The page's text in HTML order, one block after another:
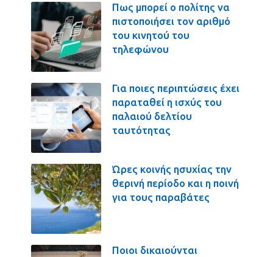
Πως μπορεί ο πολίτης να
πιστοποιήσει τον αριθμό
του κινητού του
τηλεφώνου
Για ποιες περιπτώσεις έχει
παραταθεί η ισχύς του
παλαιού δελτίου
ταυτότητας
Ώρες κοινής ησυχίας την
θερινή περίοδο και η ποινή
για τους παραβάτες
Ποιοι δικαιούνται